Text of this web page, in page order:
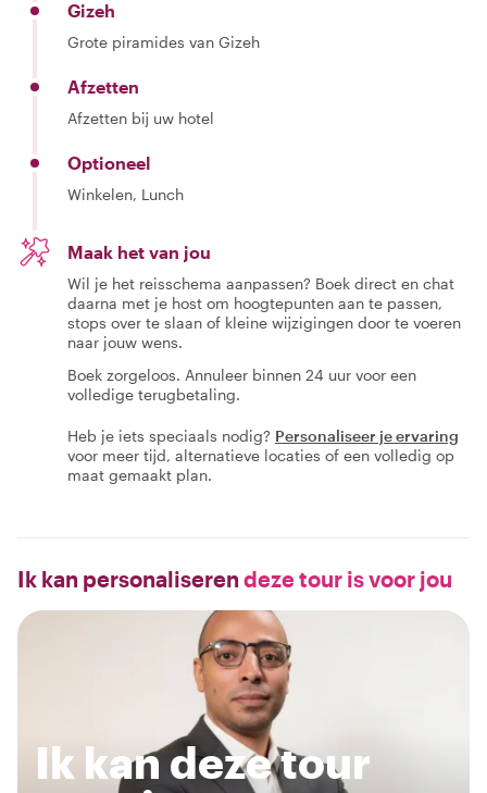
Gizeh
Grote piramides van Gizeh
Afzetten
Afzetten bij uw hotel
Optioneel
Winkelen, Lunch
Maak het van jou
Wil je het reisschema aanpassen? Boek direct en chat
daarna met je host om hoogtepunten aan te passen,
stops over te slaan of kleine wijzigingen door te voeren
naar jouw wens.
Boek zorgeloos. Annuleer binnen 24 uur voor een
volledige terugbetaling.
Heb je iets speciaals nodig? Personaliseer je ervaring
voor meer tijd, alternatieve locaties of een volledig op
maat gemaakt plan.
Ik kan personaliseren deze tour is voor jou
Ik kan deze tour